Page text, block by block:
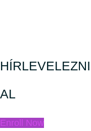
AL
Enroll Now